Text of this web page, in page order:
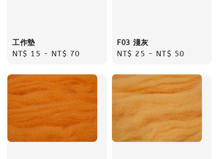
工作墊
Regular
NT$ 15 - NT$ 70
F03 淺灰
Regular
NT$ 25 - NT$ 50